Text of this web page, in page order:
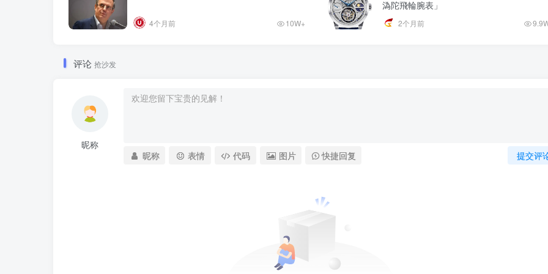
4个月前 10W+
溈陀飛輪腕表」
2个月前
评论 抢沙发
昵称
提交评
昵称 表情 代码 图片 快捷回复